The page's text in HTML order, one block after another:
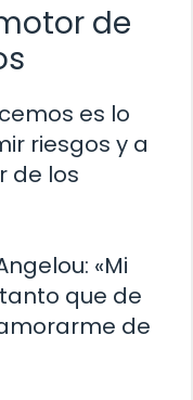
de
es lo
riesgos y a
de los
«Mi
que de
de